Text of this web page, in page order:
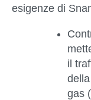
esigenze di
il
gas